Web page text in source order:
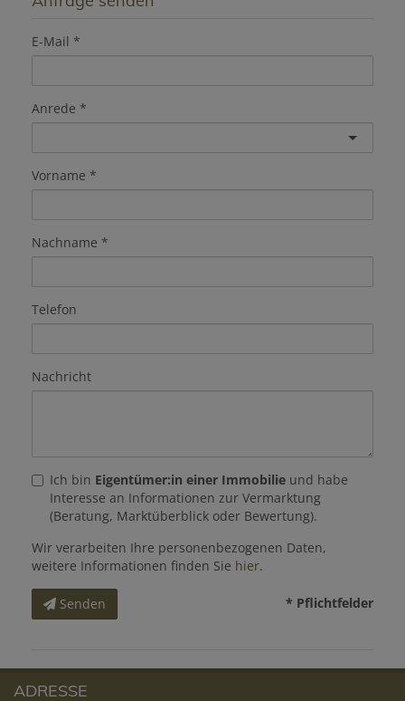
E-Mail
Anrede
Vorname
Nachname
Telefon
Nachricht
Ich bin Eigentümer:in einer Immobilie und habe
Interesse an Informationen zur Vermarktung
(Beratung, Marktüberblick oder Bewertung).
Wir verarbeiten Ihre personenbezogenen Daten,
weitere Informationen finden Sie hier.
Senden * Pflichtfelder
ADRESSE